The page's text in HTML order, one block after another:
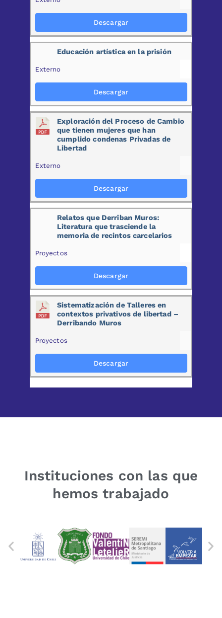
Descargar
Educación artística en la prisión
Externo
Descargar
Exploración del Proceso de Cambio
que tienen mujeres que han
cumplido condenas Privadas de
Libertad
Externo
Descargar
Relatos que Derriban Muros:
Literatura que trasciende la
memoria de recintos carcelarios
Proyectos
Descargar
Sistematización de Talleres en
contextos privativos de libertad –
Derribando Muros
Proyectos
Descargar
Instituciones con las que
hemos trabajado